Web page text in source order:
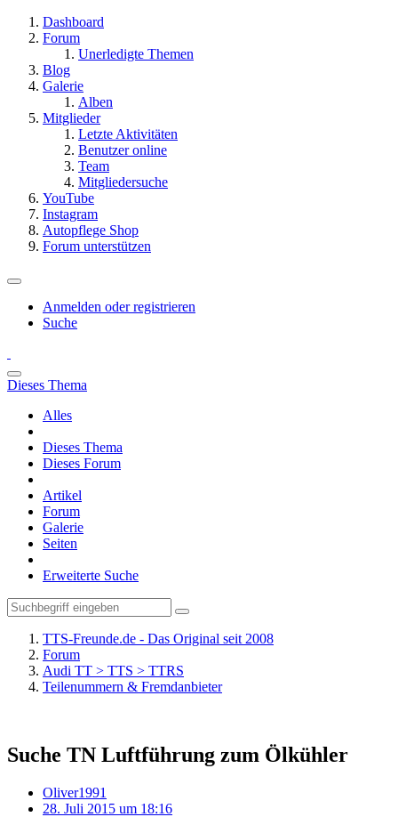
Dashboard
Forum
Unerledigte Themen
Blog
Galerie
Alben
Mitglieder
Letzte Aktivitäten
Benutzer online
Team
Mitgliedersuche
YouTube
Instagram
Autopflege Shop
Forum unterstützen
Anmelden oder registrieren
Suche
Dieses Thema
Alles
Dieses Thema
Dieses Forum
Artikel
Forum
Galerie
Seiten
Erweiterte Suche
TTS-Freunde.de - Das Original seit 2008
Forum
Audi TT > TTS > TTRS
Teilenummern & Fremdanbieter
Suche TN Luftführung zum Ölkühler
Oliver1991
28. Juli 2015 um 18:16